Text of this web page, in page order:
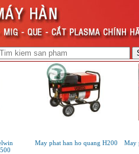
May phat han ho quang H200 May